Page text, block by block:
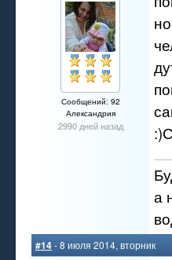
Сообщений: 92
Александрия
2990 дней назад
а
#14- 8 июля 2014, вторник